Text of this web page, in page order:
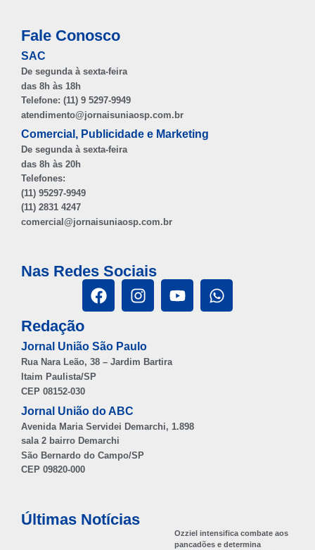
Fale Conosco
SAC
De segunda à sexta-feira
das 8h às 18h
Telefone: (11) 9 5297-9949
atendimento@jornaisuniaosp.com.br
Comercial, Publicidade e Marketing
De segunda à sexta-feira
das 8h às 20h
Telefones:
(11) 95297-9949
(11) 2831 4247
comercial@jornaisuniaosp.com.br
Nas Redes Sociais
Redação
Jornal União São Paulo
Rua Nara Leão, 38 – Jardim Bartira
Itaim Paulista/SP
CEP 08152-030
Jornal União do ABC
Avenida Maria Servidei Demarchi, 1.898
sala 2 bairro Demarchi
São Bernardo do Campo/SP
CEP 09820-000
Últimas Notícias
Ozziel intensifica combate aos
pancadões e determina